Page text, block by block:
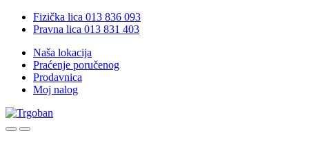
Skip
Skip
Fizička lica 013 836 093
Pravna lica 013 831 403
Naša lokacija
Praćenje poručenog
Prodavnica
Moj nalog
OpenClose